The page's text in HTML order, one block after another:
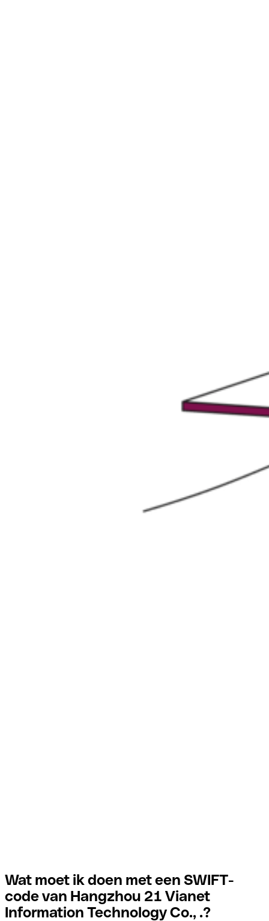
Wat moet ik doen met een SWIFT-
code van Hangzhou 21 Vianet
Information Technology Co., .?